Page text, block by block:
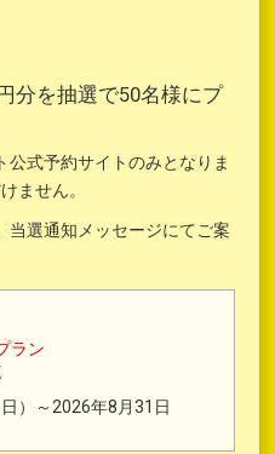
分を抽選で50名様にプ
式予約サイトのみとなりま
ません。
選通知メッセージにてご案
ラン
）～2026年8月31日